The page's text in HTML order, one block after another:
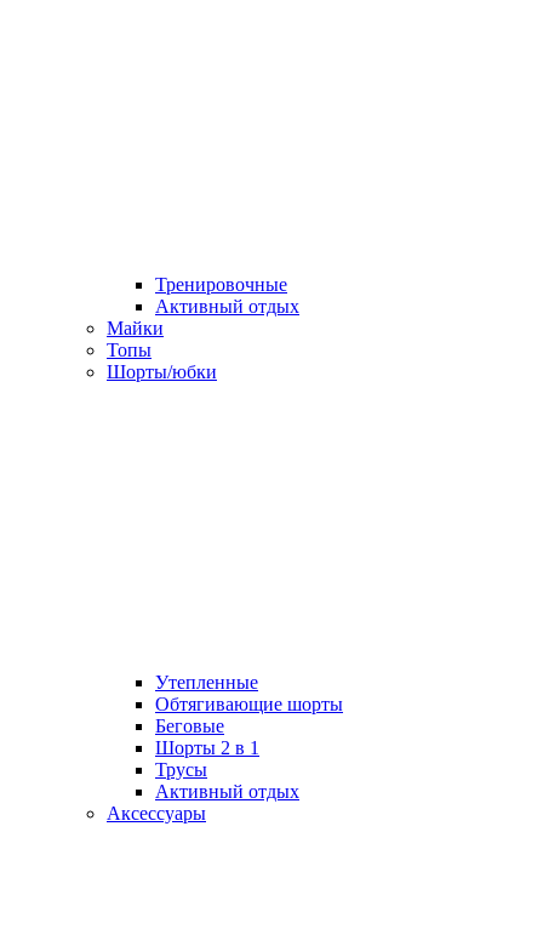
Тренировочные
Активный отдых
Майки
Топы
Шорты/юбки
Утепленные
Обтягивающие шорты
Беговые
Шорты 2 в 1
Трусы
Активный отдых
Аксессуары